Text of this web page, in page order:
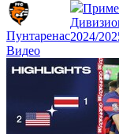
Пунтаренас2024/
Видео